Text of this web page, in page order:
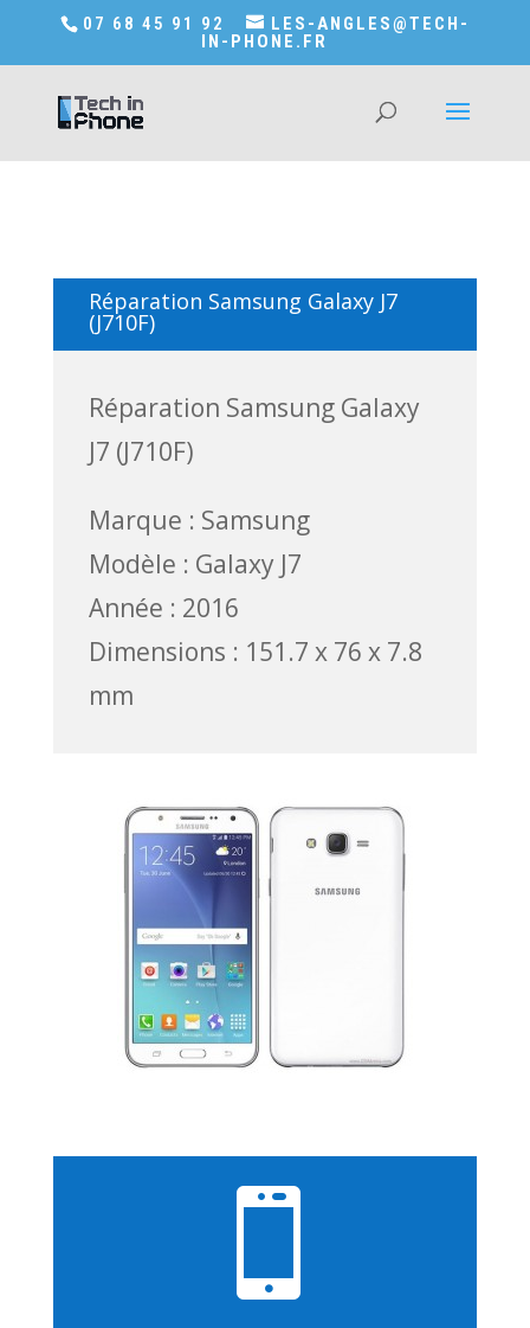
Accédez a Shop-in-tech-in-phone
07 68 45 91 92
LES-ANGLES@TECH-
IN-PHONE.FR
Réparation Samsung Galaxy J7
(J710F)
Réparation Samsung Galaxy
J7 (J710F)
Marque : Samsung
Modèle : Galaxy J7
Année : 2016
Dimensions : 151.7 x 76 x 7.8
mm
